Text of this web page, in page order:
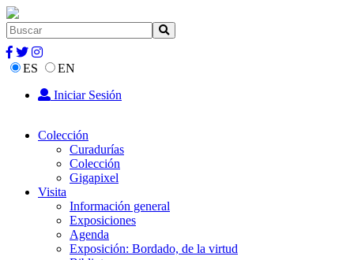
ES
EN
Iniciar Sesión
Colección
Curadurías
Colección
Gigapixel
Visita
Información general
Exposiciones
Agenda
Exposición: Bordado, de la virtud